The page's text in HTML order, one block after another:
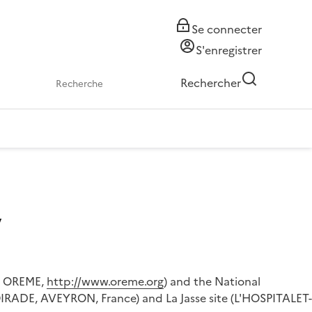
Se connecter
S'enregistrer
Rechercher
http://www.oreme.org) and the National
AVEYRON, France) and La Jasse site (L'HOSPITALET-